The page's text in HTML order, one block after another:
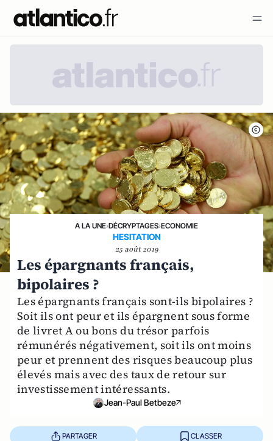
A LA UNE›DÉCRYPTAGES›ECONOMIE
HESITATION
25 août 2019
Les épargnants français,
bipolaires ?
Les épargnants français sont-ils bipolaires ?
Soit ils ont peur et ils épargnent sous forme
de livret A ou bons du trésor parfois
rémunérés négativement, soit ils ont moins
peur et prennent des risques beaucoup plus
élevés mais avec des taux de retour sur
investissement intéressants.
Jean-Paul Betbeze
PARTAGER CLASSER